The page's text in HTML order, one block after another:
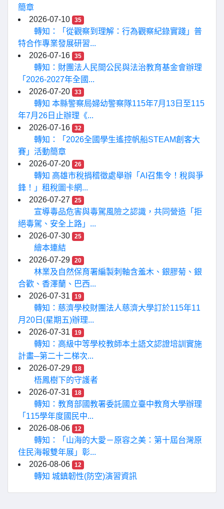
簡章
2026-07-10
35
轉知：「從觀察到理解：行為觀察紀錄實踐」普
特合作專業發展研習...
2026-07-16
35
轉知：財團法人民間公民與法治教育基金會辦理
「2026-2027年全國...
2026-07-20
33
轉知 本縣警察局婦幼警察隊115年7月13日至115
年7月26日止辦理《...
2026-07-16
32
轉知：「2026全國學生遙控帆船STEAM創客大
賽」活動簡章
2026-07-20
26
轉知 高雄市稅捐稽徵處舉辦「AI召集令！稅與爭
鋒！」租稅圖卡網...
2026-07-27
25
宣導毒品危害與毒駕風險之認識，共同營造「拒
絕毒駕、安全上路」...
2026-07-30
25
繪本連結
2026-07-29
20
林業及自然保育署編製刺軸含羞木、銀膠菊、銀
合歡、香澤蘭、巴西...
2026-07-31
19
轉知：慈濟學校財團法人慈濟大學訂於115年11
月20日(星期五)辦理...
2026-07-31
19
轉知：高級中等學校教師本土語文認證培訓實施
計畫─第二十二梯次...
2026-07-29
18
梧鳳樹下的守護者
2026-07-31
18
轉知：教育部國教署委託國立臺中教育大學辦理
「115學年度國民中...
2026-08-06
12
轉知：「山海的大愛－原容之美：第十屆台灣原
住民海報雙年展」彰...
2026-08-06
12
轉知 城鎮韌性(防空)演習資訊